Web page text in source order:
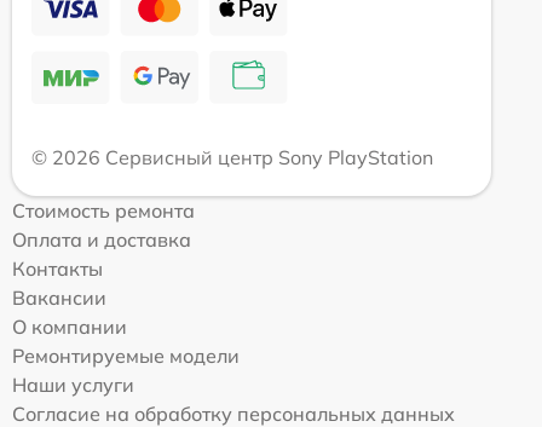
© 2026 Сервисный центр Sony PlayStation
Стоимость ремонта
Оплата и доставка
Контакты
Вакансии
О компании
Ремонтируемые модели
Наши услуги
Согласие на обработку персональных данных